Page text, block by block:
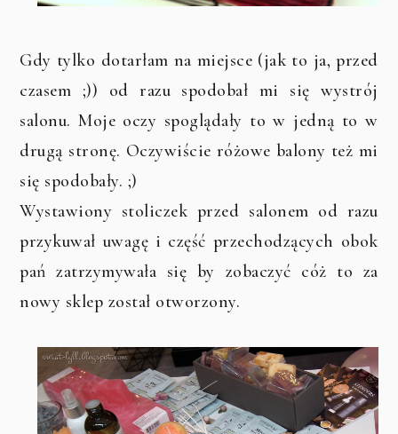
Gdy tylko dotarłam na miejsce (jak to ja, przed
czasem ;)) od razu spodobał mi się wystrój
salonu. Moje oczy spoglądały to w jedną to w
drugą stronę. Oczywiście różowe balony też mi
się spodobały. ;)
Wystawiony stoliczek przed salonem od razu
przykuwał uwagę i część przechodzących obok
pań zatrzymywała się by zobaczyć cóż to za
nowy sklep został otworzony.